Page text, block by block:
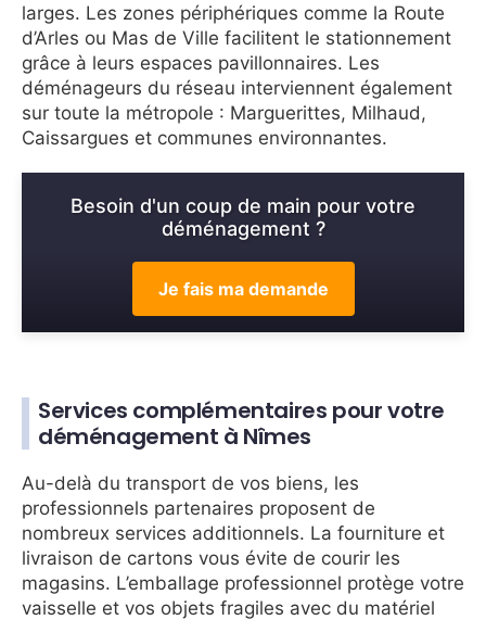
larges. Les zones périphériques comme la Route
d’Arles ou Mas de Ville facilitent le stationnement
grâce à leurs espaces pavillonnaires. Les
déménageurs du réseau interviennent également
sur toute la métropole : Marguerittes, Milhaud,
Caissargues et communes environnantes.
Besoin d'un coup de main pour votre
déménagement ?
Je fais ma demande
Services complémentaires pour votre
déménagement à Nîmes
Au-delà du transport de vos biens, les
professionnels partenaires proposent de
nombreux services additionnels. La fourniture et
livraison de cartons vous évite de courir les
magasins. L’emballage professionnel protège votre
vaisselle et vos objets fragiles avec du matériel